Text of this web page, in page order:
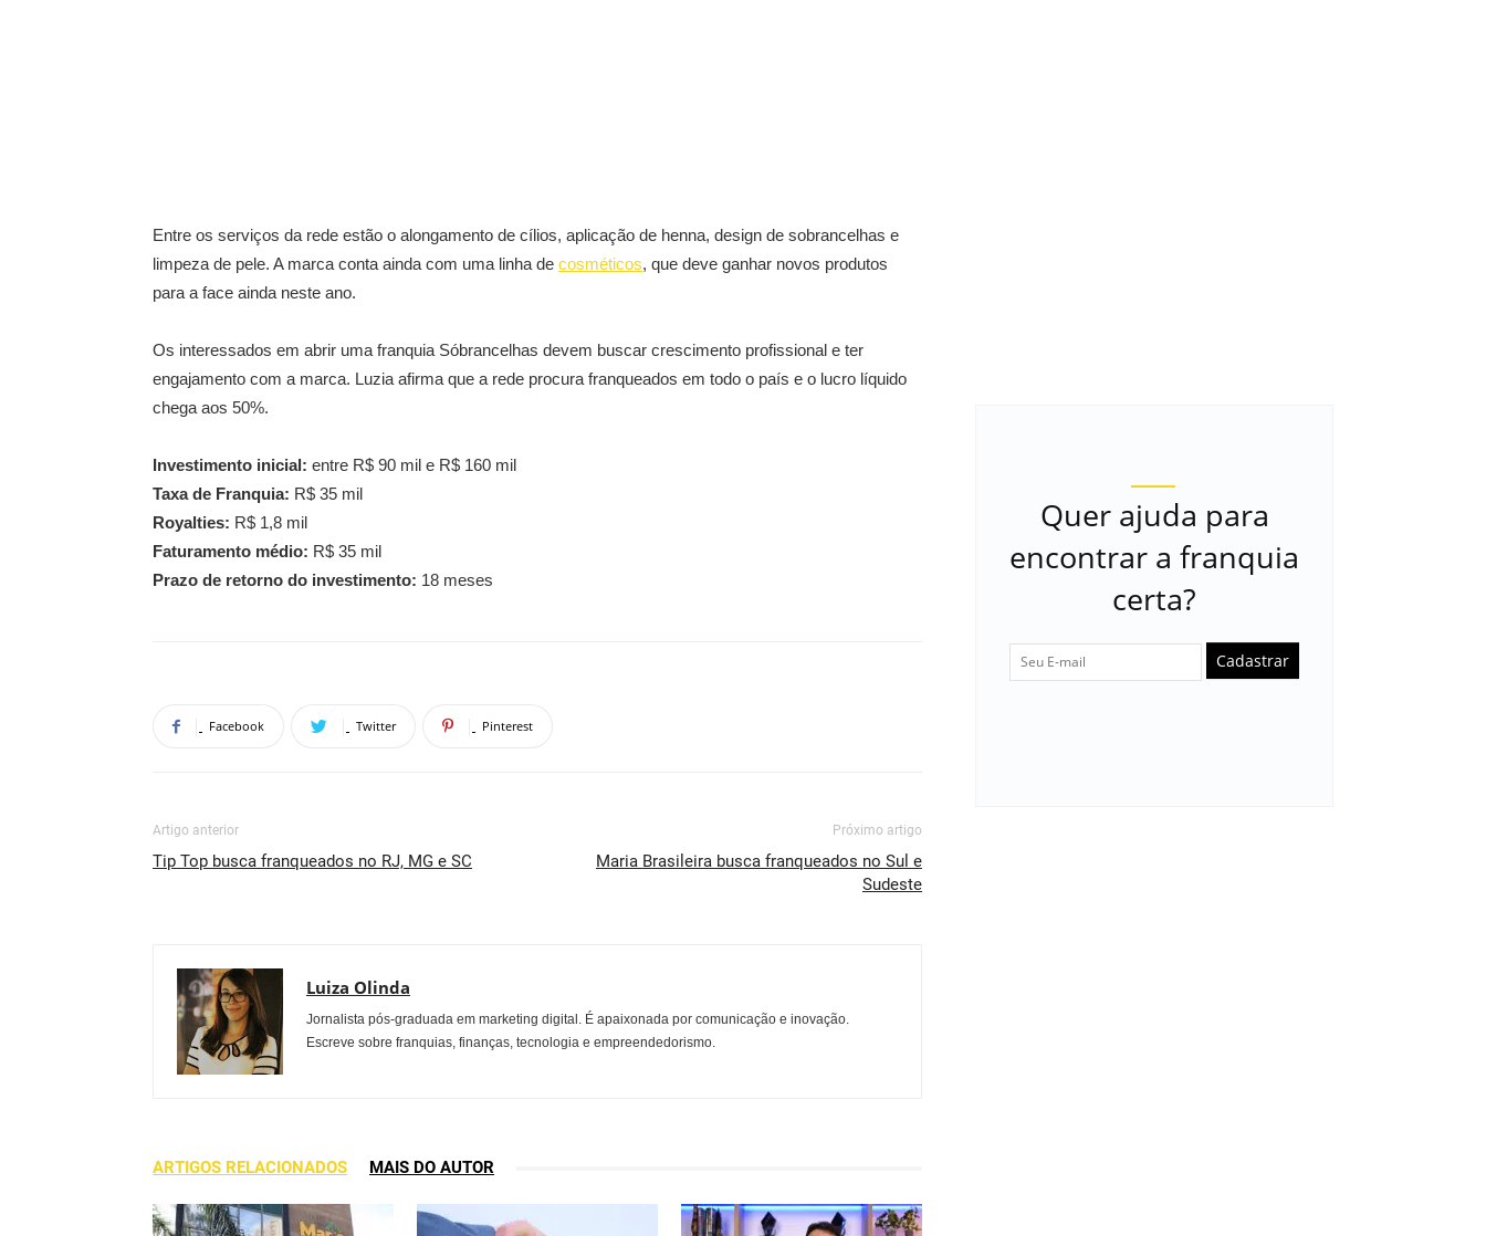
Entre os serviços da rede estão o alongamento de cílios, aplicação de henna, design de sobrancelhas e
limpeza de pele. A marca conta ainda com uma linha de cosméticos, que deve ganhar novos produtos
para a face ainda neste ano.
Os interessados em abrir uma franquia Sóbrancelhas devem buscar crescimento profissional e ter
engajamento com a marca. Luzia afirma que a rede procura franqueados em todo o país e o lucro líquido
chega aos 50%.
Investimento inicial: entre R$ 90 mil e R$ 160 mil
Taxa de Franquia: R$ 35 mil
Royalties: R$ 1,8 mil
Faturamento médio: R$ 35 mil
Prazo de retorno do investimento: 18 meses
Facebook Twitter Pinterest
Artigo anterior
Tip Top busca franqueados no RJ, MG e SC
Próximo artigo
Maria Brasileira busca franqueados no Sul e
Sudeste
Luiza Olinda
Jornalista pós-graduada em marketing digital. É apaixonada por comunicação e inovação.
Escreve sobre franquias, finanças, tecnologia e empreendedorismo.
ARTIGOS RELACIONADOS MAIS DO AUTOR
Quer ajuda para
encontrar a franquia
certa?
Cadastrar